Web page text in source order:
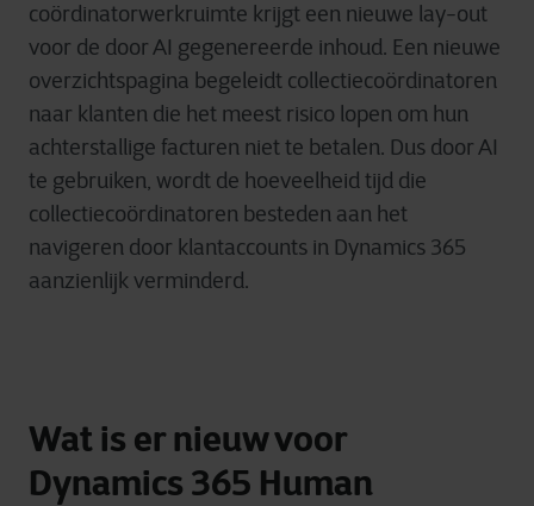
coördinatorwerkruimte krijgt een nieuwe lay-out
voor de door AI gegenereerde inhoud. Een nieuwe
overzichtspagina begeleidt collectiecoördinatoren
naar klanten die het meest risico lopen om hun
achterstallige facturen niet te betalen. Dus door AI
te gebruiken, wordt de hoeveelheid tijd die
collectiecoördinatoren besteden aan het
navigeren door klantaccounts in Dynamics 365
aanzienlijk verminderd.
Wat is er nieuw voor
Dynamics 365 Human